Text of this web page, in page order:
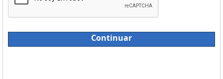
Continuar